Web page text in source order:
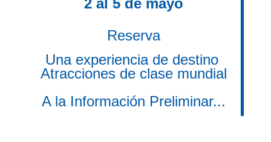
Reserva
Una experiencia de destino
Atracciones de clase mundial
A la Información Preliminar...